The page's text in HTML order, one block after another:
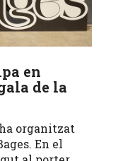
en
de la
organitzat
En el